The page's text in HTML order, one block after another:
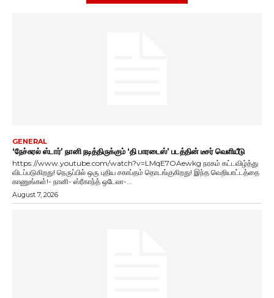
GENERAL
‘நேச்சுரல் ஸ்டார்’ நானி நடித்திருக்கும் ‘தி பாரடைஸ்’ படத்தின் டீசர் வெளியீடு
https://www.youtube.com/watch?v=LMqE7OAewkg நரகம் கட்டவிழ்த்து
விடப்படுகிறது! நெருப்பில் ஒரு புதிய சகாப்தம் தொடங்குகிறது! இந்த வெறியாட்டத்தை
காணுங்கள்!- நானி- ஸ்ரீகாந்த் ஒடேலா-...
August 7, 2026